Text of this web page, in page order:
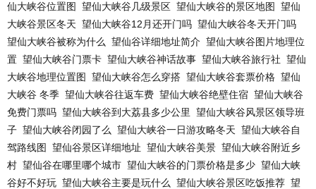
仙大峡谷位置图
望仙大峡谷几级景区 望仙大峡谷的景区地图
望仙
大峡谷景区冬天 望仙大峡谷12月还开门吗 望仙大峡谷冬天开门吗
望仙大峡谷被称为什么
望仙谷详细地址简介 望仙大峡谷图片地理位
置 望仙大峡谷门票卡 望仙大峡谷神话故事 望仙大峡谷旅行社 望仙
大峡谷地理位置图
望仙大峡谷怎么穿搭 望仙大峡谷套票价格 望仙
大峡谷 冬季 望仙大峡谷往返车费 望仙大峡谷绝壁住宿 望仙大峡谷
免费门票吗 望仙大峡谷到大荔县多少公里
望仙大峡谷风景区领导班
子 望仙大峡谷闭园了么 望仙大峡谷一日游攻略冬天 望仙大峡谷自
驾路线图
望仙谷景区详细地址 望仙大峡谷美景 望仙大峡谷附近乡
村 望仙谷在哪里哪个城市 望仙大峡谷的门票价格是多少 望仙大峡
谷好不好玩 望仙大峡谷主要是玩什么 望仙大峡谷景区吃饭推荐 望